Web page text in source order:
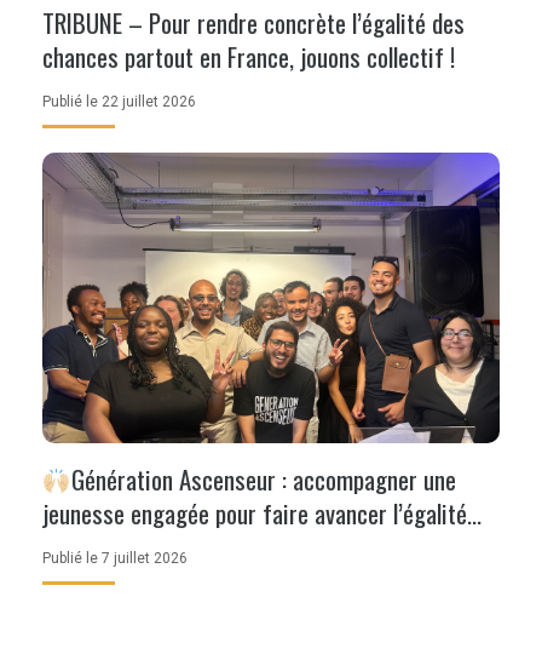
TRIBUNE – Pour rendre concrète l’égalité des
chances partout en France, jouons collectif !
Publié le 22 juillet 2026
Génération Ascenseur : accompagner une
jeunesse engagée pour faire avancer l’égalité
des chances
Publié le 7 juillet 2026